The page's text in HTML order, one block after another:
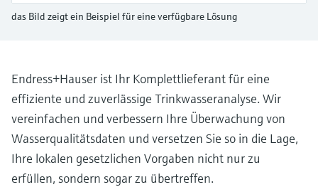
Device Viewer
Ersatzteilsuche
Ersatzteile anhand von Produktwurzel,
Bestellcode oder Seriennummer finden
Füllstandsmessung
Alle ansehen
Analysatoren für Härte, Eisen,
Mikrowellentransmission
Memosens-Technologie
Alle ansehen
das Bild zeigt ein Beispiel für eine verfügbare Lösung
Endress+Hauser ist Ihr Komplettlieferant für eine
effiziente und zuverlässige Trinkwasseranalyse. Wir
vereinfachen und verbessern Ihre Überwachung von
Wasserqualitätsdaten und versetzen Sie so in die Lage,
Ihre lokalen gesetzlichen Vorgaben nicht nur zu
erfüllen, sondern sogar zu übertreffen.